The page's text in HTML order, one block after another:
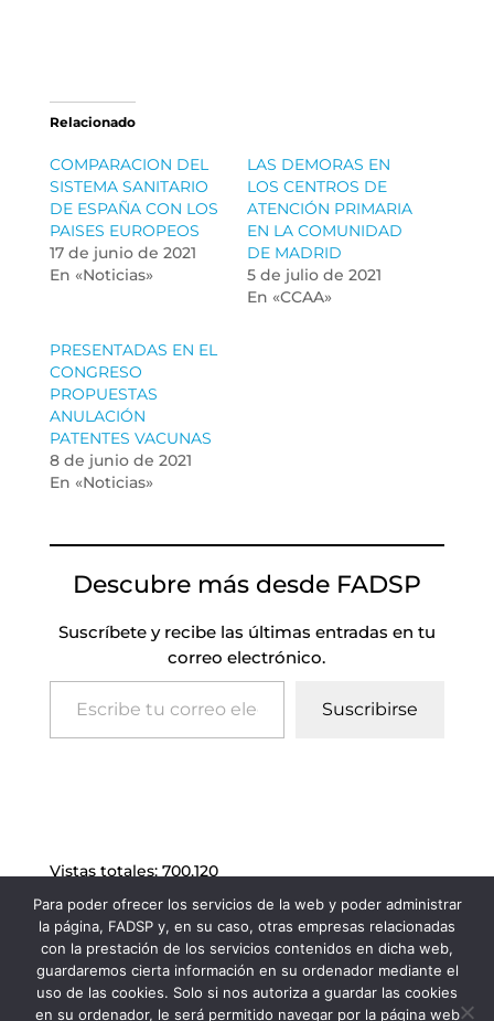
Relacionado
COMPARACION DEL
SISTEMA SANITARIO
DE ESPAÑA CON LOS
PAISES EUROPEOS
17 de junio de 2021
En «Noticias»
LAS DEMORAS EN
LOS CENTROS DE
ATENCIÓN PRIMARIA
EN LA COMUNIDAD
DE MADRID
5 de julio de 2021
En «CCAA»
PRESENTADAS EN EL
CONGRESO
PROPUESTAS
ANULACIÓN
PATENTES VACUNAS
8 de junio de 2021
En «Noticias»
Descubre más desde FADSP
Suscríbete y recibe las últimas entradas en tu
correo electrónico.
Escribe tu correo electrónico…
Suscribirse
Vistas totales: 700.120
Para poder ofrecer los servicios de la web y poder administrar
la página, FADSP y, en su caso, otras empresas relacionadas
con la prestación de los servicios contenidos en dicha web,
guardaremos cierta información en su ordenador mediante el
uso de las cookies. Solo si nos autoriza a guardar las cookies
en su ordenador, le será permitido navegar por la página web